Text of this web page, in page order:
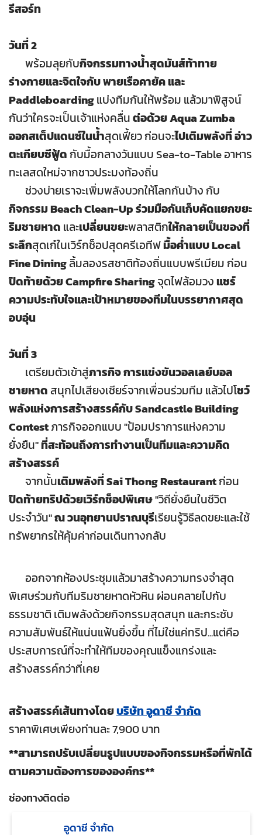
รีสอร์ท
วันที่ 2
พร้อมลุยกับกิจกรรมทางน้ำสุดมันส์ท้าทาย
ร่างกายและจิตใจกับพายเรือคายัค และ
Paddleboardingแบ่งทีมกันให้พร้อม แล้วมาพิสูจน์
กันว่าใครจะเป็นเจ้าแห่งคลื่นต่อด้วย Aqua Zumba
ออกสเต็ปแดนซ์ในน้ำสุดเฟี้ยว ก่อนจะไปเติมพลังที่ อ่าว
ตะเกียบซีฟู้ดกับมื้อกลางวันแบบ Sea-to-Table อาหาร
ทะเลสดใหม่จากชาวประมงท้องถิ่น
ช่วงบ่ายเราจะเพิ่มพลังบวกให้โลกกันบ้าง กับ
กิจกรรม Beach Clean-Up ร่วมมือกันเก็บคัดแยกขยะ
ริมชายหาด และเปลี่ยนขยะพลาสติกให้กลายเป็นของที่
ระลึกสุดเก๋ในเวิร์กช็อปสุดครีเอทีฟมื้อค่ำแบบ Local
Fine Diningลิ้มลองรสชาติท้องถิ่นแบบพรีเมียม ก่อน
ปิดท้ายด้วย Campfire Sharingจุดไฟล้อมวงแชร์
ความประทับใจและเป้าหมายของทีมในบรรยากาศสุด
อบอุ่น
วันที่ 3
เตรียมตัวเข้าสู่ภารกิจ การแข่งขันวอลเลย์บอล
ชายหาด สนุกไปเสียงเชียร์จากเพื่อนร่วมทีม แล้วไปโชว์
พลังแห่งการสร้างสรรค์กับ Sandcastle Building
Contestภารกิจออกแบบ "ป้อมปราการแห่งความ
ยั่งยืน"ที่สะท้อนถึงการทำงานเป็นทีมและความคิด
สร้างสรรค์
จากนั้นเติมพลังที่ Sai Thong Restaurantก่อน
ปิดท้ายทริปด้วยเวิร์กช็อปพิเศษ"วิถียั่งยืนในชีวิต
ประจำวัน"ณ วนอุทยานปราณบุรีเรียนรู้วิธีลดขยะและใช้
ทรัพยากรให้คุ้มค่าก่อนเดินทางกลับ
ออกจากห้องประชุมแล้วมาสร้างความทรงจำสุด
พิเศษร่วมกับทีมริมชายหาดหัวหิน ผ่อนคลายไปกับ
ธรรมชาติ เติมพลังด้วยกิจกรรมสุดสนุก และกระชับ
ความสัมพันธ์ให้แน่นแฟ้นยิ่งขึ้น ที่ไม่ใช่แค่ทริป...แต่คือ
ประสบการณ์ที่จะทำให้ทีมของคุณแข็งแกร่งและ
สร้างสรรค์กว่าที่เคย
สร้างสรรค์เส้นทางโดยบริษัทอูดาชีจำกัด
ราคาพิเศษเพียงท่านละ 7,900 บาท
**สามารถปรับเปลี่ยนรูปแบบของกิจกรรมหรือที่พักได้
ตามความต้องการขององค์กร**
ช่องทางติดต่อ
อูดาชี จำกัด